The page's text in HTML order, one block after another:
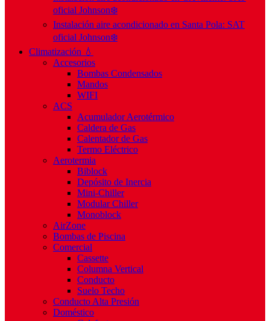
oficial Johnson❄️
Instalación aire acondicionado en Santa Pola: SAT
oficial Johnson❄️
Climatización 💧
Accesorios
Bombas Condensados
Mandos
WIFI
ACS
Acumulador Aerotérmico
Caldera de Gas
Calentador de Gas
Termo Eléctrico
Aerotermia
Biblock
Depósito de Inercia
Mini-Chiller
Modular Chiller
Monoblock
AirZone
Bombas de Piscina
Comercial
Cassette
Columna Vertical
Conducto
Suelo Techo
Conducto Alta Presión
Doméstico